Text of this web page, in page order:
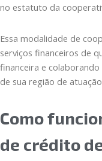
no estatuto da
Essa modalidade de
serviços financeiros de
financeira e
de sua região de
Como
de crédito